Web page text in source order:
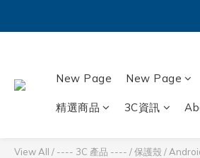
New Page New Page
精選商品 3C資訊
View All / ---- 3C 產品 ---- /保護殼 /